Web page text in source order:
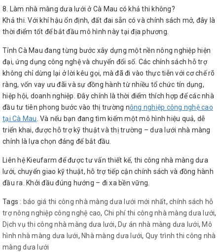
8. Làm nhà màng dưa lưới ở Cà Mau có khả thi không?
Khả thi. Với khí hậu ổn định, đất đai sẵn có và chính sách mở, đây là
thời điểm tốt để bắt đầu mô hình này tại địa phương.
Tỉnh Cà Mau đang từng bước xây dựng một nền nông nghiệp hiện
đại, ứng dụng công nghệ và chuyển đổi số. Các chính sách hỗ trợ
không chỉ dừng lại ở lời kêu gọi, mà đã đi vào thực tiễn với cơ chế rõ
ràng, vốn vay ưu đãi và sự đồng hành từ nhiều tổ chức tín dụng,
hiệp hội, doanh nghiệp. Đây chính là thời điểm thích hợp để các nhà
đầu tư tiên phong bước vào thị trường nông nghiệp công nghệ cao
tại Cà Mau . Và nếu bạn đang tìm kiếm một mô hình hiệu quả, dễ
triển khai, được hỗ trợ kỹ thuật và thị trường – dưa lưới nhà màng
chính là lựa chọn đáng để bắt đầu.
Liên hệ Kieufarm để được tư vấn thiết kế, thi công nhà màng dưa
lưới, chuyển giao kỹ thuật, hỗ trợ tiếp cận chính sách và đồng hành
đầu ra. Khởi đầu đúng hướng – đi xa bền vững.
Tags : báo giá thi công nhà màng dưa lưới mới nhất, chính sách hỗ
trợ nông nghiệp công nghệ cao, Chi phí thi công nhà màng dưa lưới,
Dịch vụ thi công nhà màng dưa lưới, Dự án nhà màng dưa lưới, Mô
hình nhà màng dưa lưới, Nhà màng dưa lưới, Quy trình thi công nhà
màng dưa lưới